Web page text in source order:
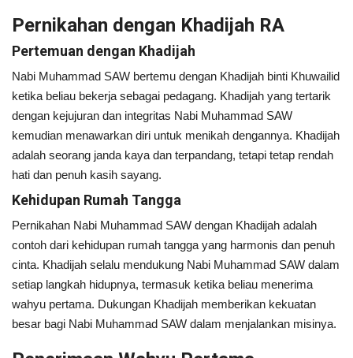
Pernikahan dengan Khadijah RA
Pertemuan dengan Khadijah
Nabi Muhammad SAW bertemu dengan Khadijah binti Khuwailid
ketika beliau bekerja sebagai pedagang. Khadijah yang tertarik
dengan kejujuran dan integritas Nabi Muhammad SAW
kemudian menawarkan diri untuk menikah dengannya. Khadijah
adalah seorang janda kaya dan terpandang, tetapi tetap rendah
hati dan penuh kasih sayang.
Kehidupan Rumah Tangga
Pernikahan Nabi Muhammad SAW dengan Khadijah adalah
contoh dari kehidupan rumah tangga yang harmonis dan penuh
cinta. Khadijah selalu mendukung Nabi Muhammad SAW dalam
setiap langkah hidupnya, termasuk ketika beliau menerima
wahyu pertama. Dukungan Khadijah memberikan kekuatan
besar bagi Nabi Muhammad SAW dalam menjalankan misinya.